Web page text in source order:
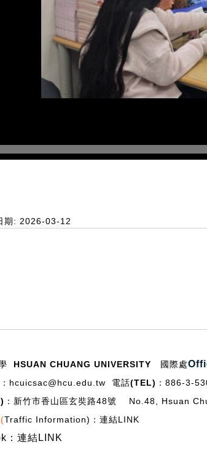
期: 2026-03-12
HSUAN CHUANG UNIVERSITY 國際處
hcuicsac@hcu.edu.tw 電話(TEL)： 886-3-
新竹市香山區玄奘路48號 No.48, Hsuan
Traffic Information)： 連結LINK
： 連結LINK